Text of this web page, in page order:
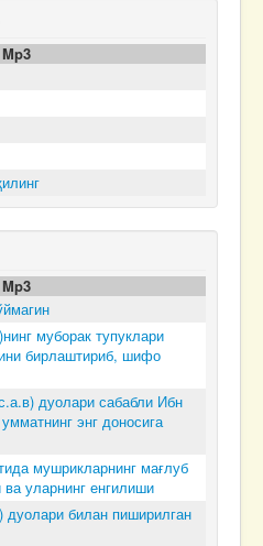
Mp3
Mp3
муборак тупуклари
бирлаштириб, шифо
дуолари сабабли Ибн
энг доносига
мушрикларнинг мағлуб
уларнинг енгилиши
билан пиширилган